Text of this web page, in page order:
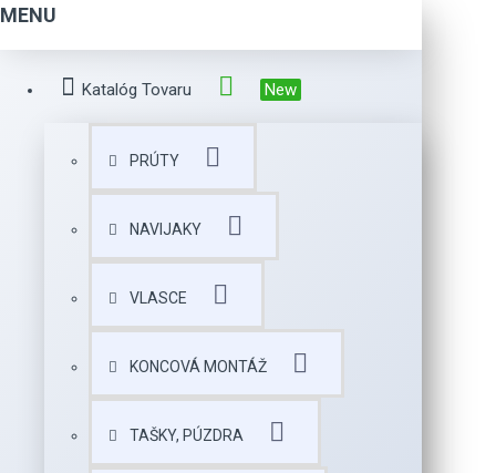
MENU
Katalóg Tovaru New
PRÚTY
NAVIJAKY
VLASCE
KONCOVÁ MONTÁŽ
TAŠKY, PÚZDRA